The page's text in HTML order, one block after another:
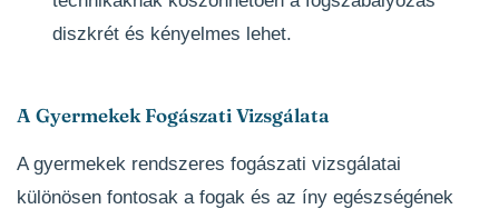
diszkrét és kényelmes lehet.
A Gyermekek Fogászati Vizsgálata
A gyermekek rendszeres fogászati vizsgálatai
különösen fontosak a fogak és az íny egészségének